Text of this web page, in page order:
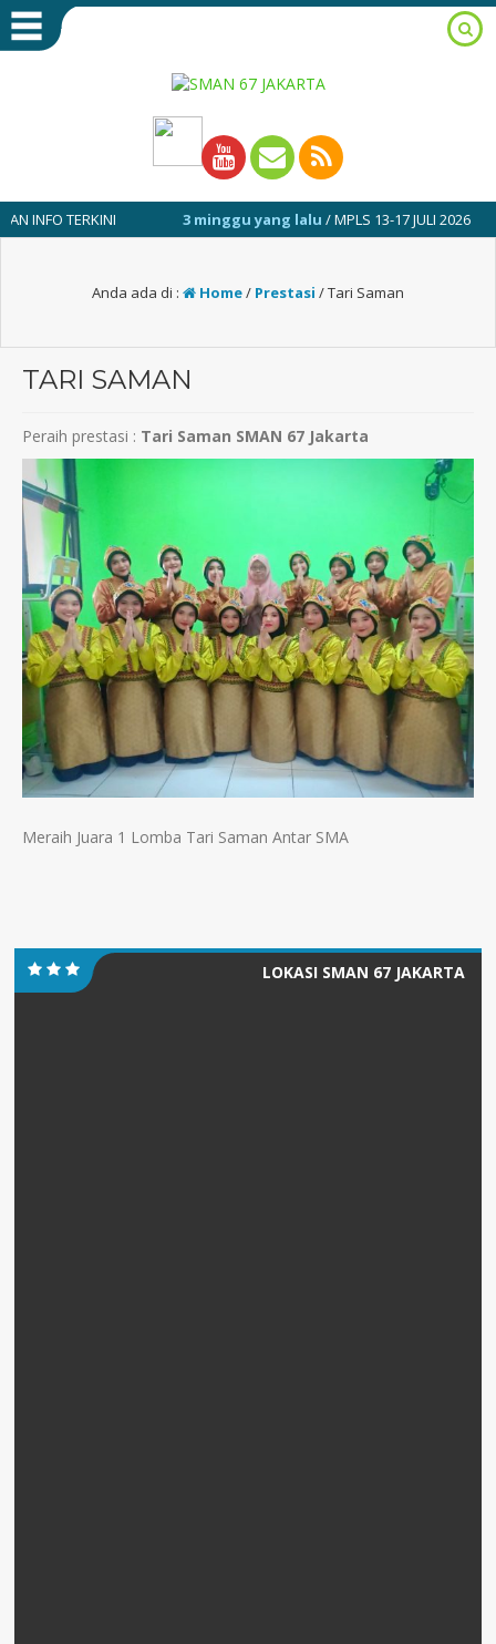
TERKINI 3 minggu yang lalu/ MPLS 13-17 JULI 2026
Anda ada di : Home/ Prestasi /Tari Saman
TARI SAMAN
Peraih prestasi : Tari Saman SMAN 67 Jakarta
Meraih Juara 1 Lomba Tari Saman Antar SMA
LOKASI SMAN 67 JAKARTA